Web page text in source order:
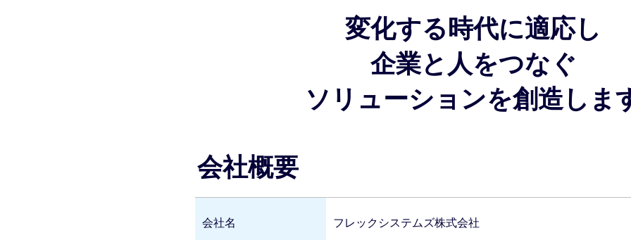
変化する時代に適応し
企業と人をつなぐ
ソリューションを創造しま
会社概要
会社名 フレックシステムズ株式会社